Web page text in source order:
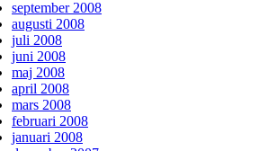
september 2008
augusti 2008
juli 2008
juni 2008
maj 2008
april 2008
mars 2008
februari 2008
januari 2008